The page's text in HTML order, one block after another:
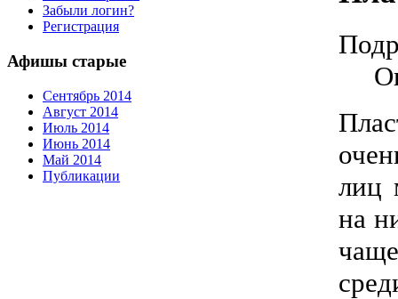
Забыли логин?
Регистрация
Афишы старые
Сентябрь 2014
Август 2014
Июль 2014
Июнь 2014
Май 2014
Публикации
лиц
на